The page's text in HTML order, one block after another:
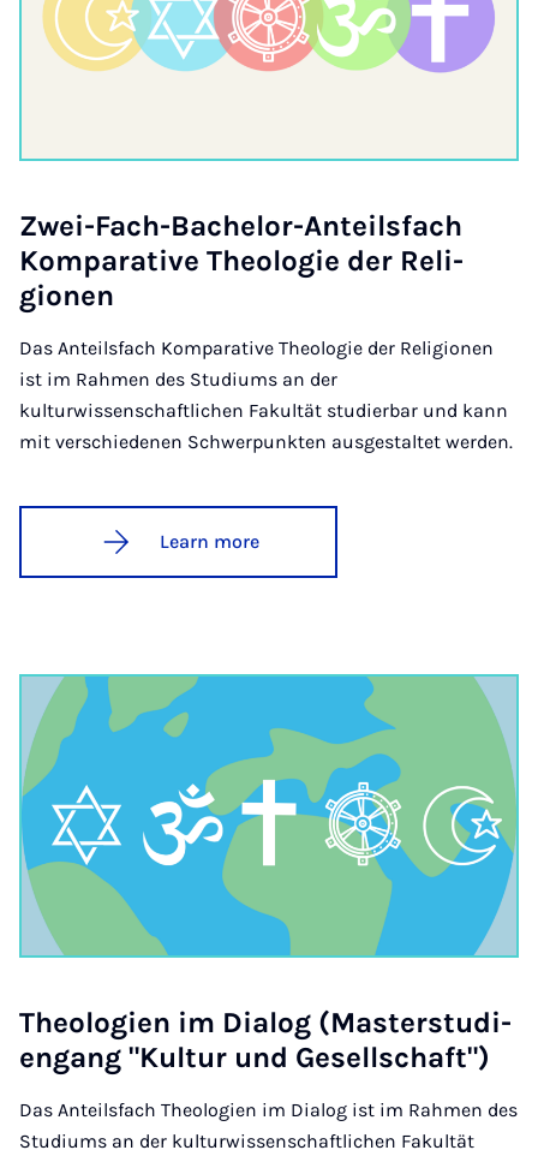
Zwei-Fach-Bach­el­or-Anteils­fach
Kom­par­at­ive Theo­lo­gie der Re­li­
gion­en
Das Anteilsfach Komparative Theologie der Religionen
ist im Rahmen des Studiums an der
kulturwissenschaftlichen Fakultät studierbar und kann
mit verschiedenen Schwerpunkten ausgestaltet werden.
Learn more
Theo­lo­gien im Dia­log (Mas­ter­stud­i­
engang "Kul­tur und Gesell­schaft")
Das Anteilsfach Theologien im Dialog ist im Rahmen des
Studiums an der kulturwissenschaftlichen Fakultät